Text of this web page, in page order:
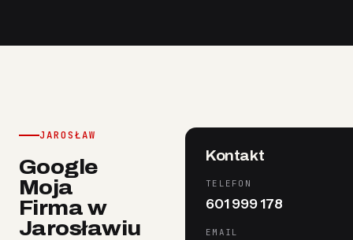
JAROSŁAW
Google
Moja
Firma w
Jarosławiu
Kontakt
TELEFON
601 999 178
EMAIL